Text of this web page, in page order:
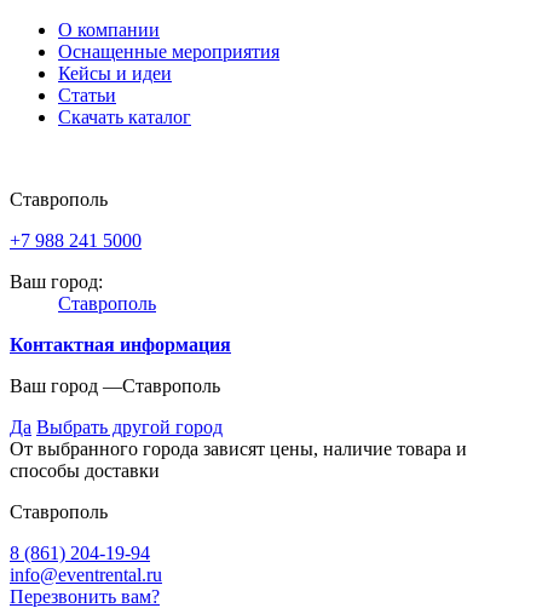
О компании
Оснащенные мероприятия
Кейсы и идеи
Статьи
Скачать каталог
Ставрополь
+7 988 241 5000
Ваш город:
Ставрополь
Контактная информация
Ваш город —Ставрополь
Да Выбрать другой город
От выбранного города зависят цены, наличие товара и
способы доставки
Ставрополь
8 (861) 204-19-94
info@eventrental.ru
Перезвонить вам?